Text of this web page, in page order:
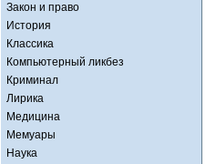
Закон и право
История
Классика
Компьютерный ликбез
Криминал
Лирика
Медицина
Мемуары
Наука